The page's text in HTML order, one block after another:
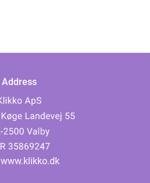
Address
www.klikko.dk